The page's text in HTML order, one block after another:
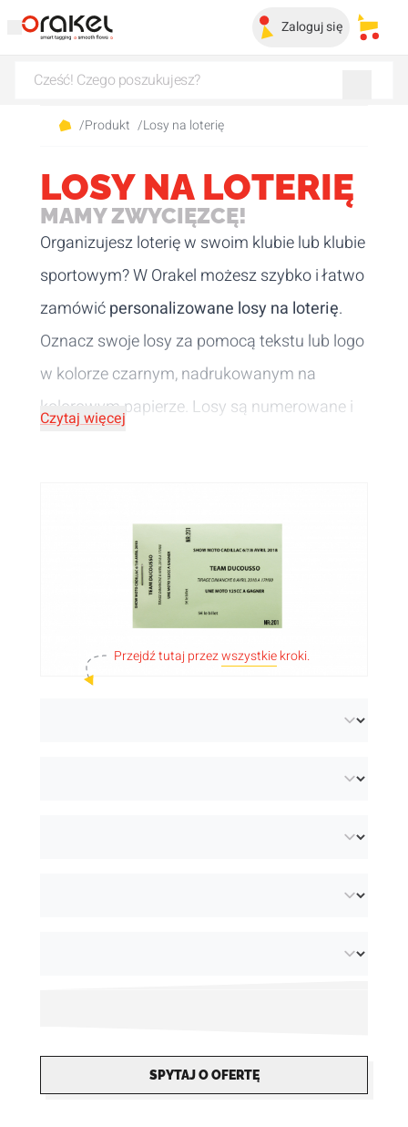
Zaloguj się Moje
/Produkt /Losy na loterię
LOSY NA LOTERIĘ
MAMY ZWYCIĘZCĘ!
Organizujesz loterię w swoim klubie lub klubie
sportowym? W Orakel możesz szybko i łatwo
zamówićpersonalizowane losy na loterię.
Oznacz swoje losy za pomocą tekstu lub logo
w kolorze czarnym, nadrukowanym na
kolorowym papierze. Losy są numerowane i
Czytaj więcej
Przejdź tutaj przezwszystkiekroki.
SPYTAJ O OFERTĘ